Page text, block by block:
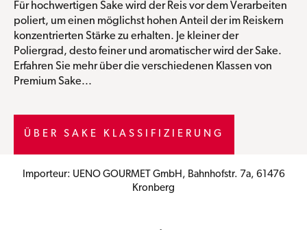
Für hochwertigen Sake wird der Reis vor dem Verarbeiten
poliert, um einen möglichst hohen Anteil der im Reiskern
konzentrierten Stärke zu erhalten. Je kleiner der
Poliergrad, desto feiner und aromatischer wird der Sake.
Erfahren Sie mehr über die verschiedenen Klassen von
Premium Sake...
ÜBER SAKE KLASSIFIZIERUNG
Importeur: UENO GOURMET GmbH, Bahnhofstr. 7a, 61476
Kronberg